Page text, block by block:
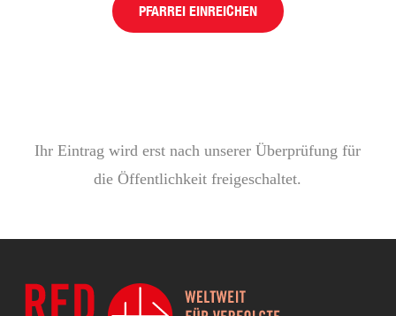
PFARREI EINREICHEN
Ihr Eintrag wird erst nach unserer Überprüfung für
die Öffentlichkeit freigeschaltet.